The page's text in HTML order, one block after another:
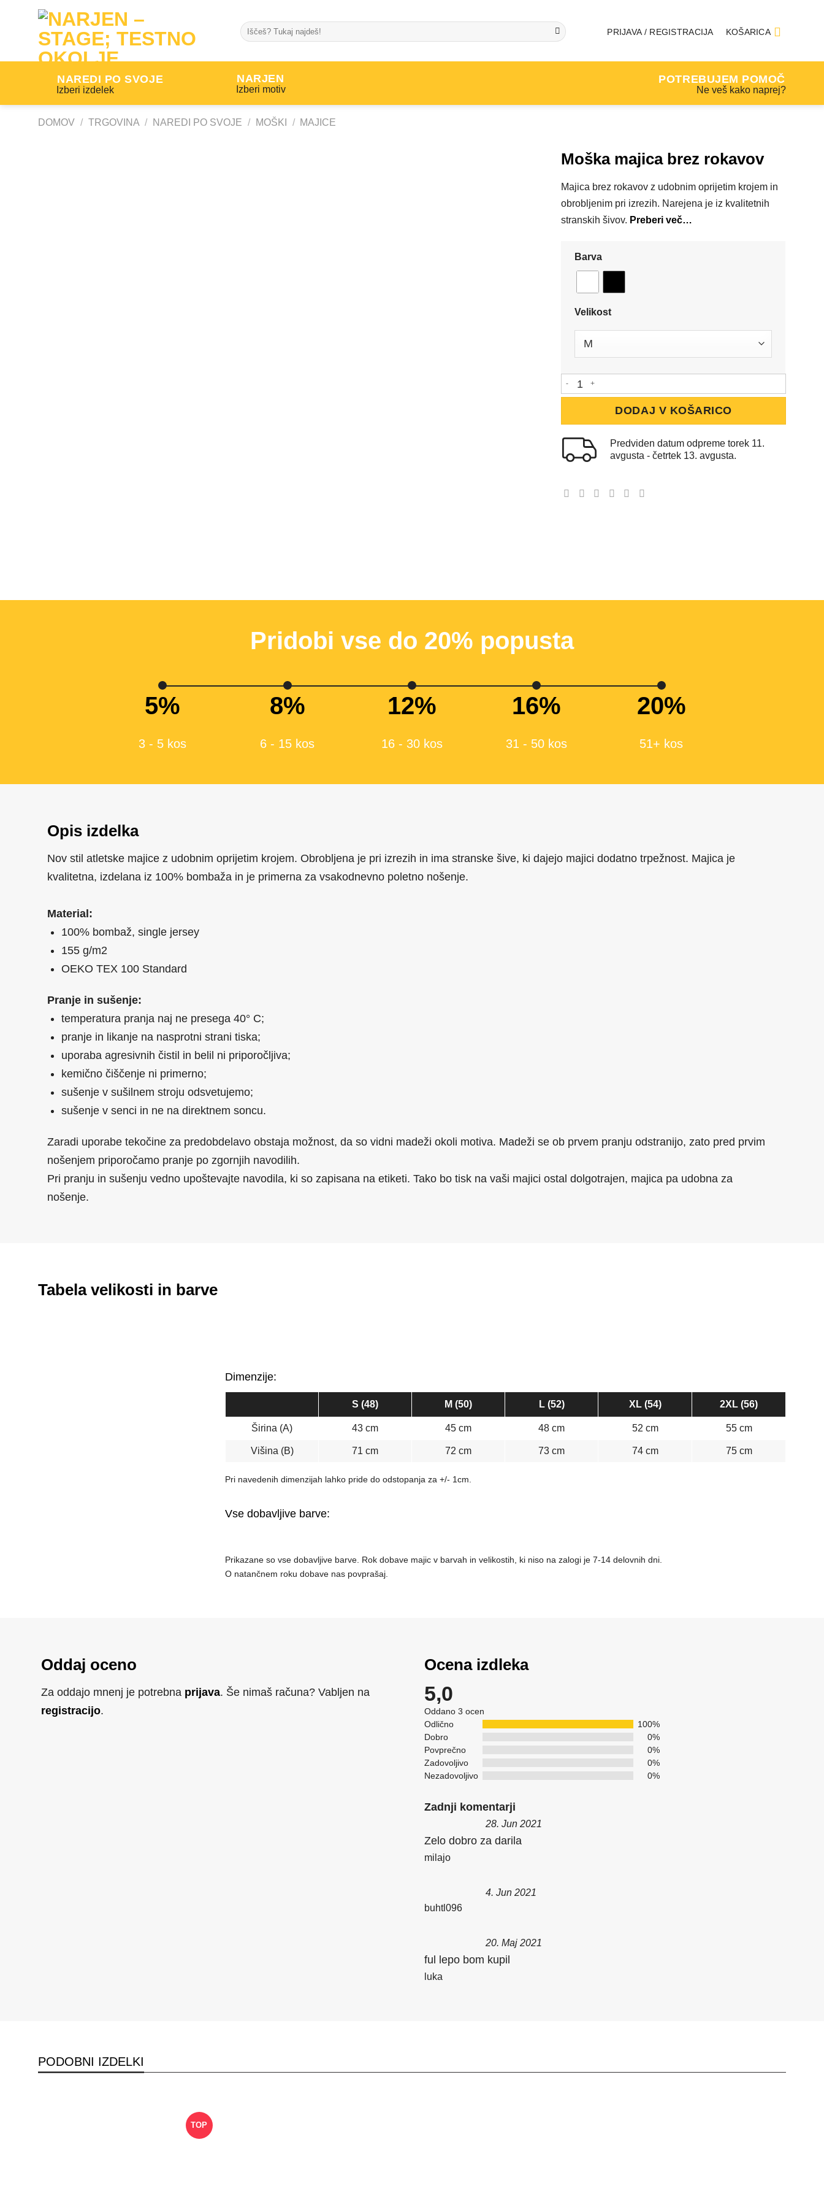
Išči: PRIJAVA / REGISTRACIJA KOŠARICA
NAREDI PO SVOJE
Izberi izdelek
NARJEN
Izberi motiv
POTREBUJEM POMOČ
Ne veš kako naprej?
DOMOV / TRGOVINA / NAREDI PO SVOJE / MOŠKI / MAJICE
Moška majica brez rokavov
Majica brez rokavov z udobnim oprijetim krojem in
obrobljenim pri izrezih. Narejena je iz kvalitetnih
stranskih šivov. Preberi več…
Barva
Velikost
Moška majica brez rokavov količina
DODAJ V KOŠARICO
Predviden datum odpreme torek 11.
avgusta - četrtek 13. avgusta.
Pridobi vse do 20% popusta
5%
3 - 5 kos
8%
6 - 15 kos
12%
16 - 30 kos
16%
31 - 50 kos
20%
51+ kos
Opis izdelka
Nov stil atletske majice z udobnim oprijetim krojem. Obrobljena je pri izrezih in ima stranske šive, ki dajejo majici dodatno trpežnost. Majica je
kvalitetna, izdelana iz 100% bombaža in je primerna za vsakodnevno poletno nošenje.
Material:
100% bombaž, single jersey
155 g/m2
OEKO TEX 100 Standard
Pranje in sušenje:
temperatura pranja naj ne presega 40° C;
pranje in likanje na nasprotni strani tiska;
uporaba agresivnih čistil in belil ni priporočljiva;
kemično čiščenje ni primerno;
sušenje v sušilnem stroju odsvetujemo;
sušenje v senci in ne na direktnem soncu.
Zaradi uporabe tekočine za predobdelavo obstaja možnost, da so vidni madeži okoli motiva. Madeži se ob prvem pranju odstranijo, zato pred prvim
nošenjem priporočamo pranje po zgornjih navodilih.
Pri pranju in sušenju vedno upoštevajte navodila, ki so zapisana na etiketi. Tako bo tisk na vaši majici ostal dolgotrajen, majica pa udobna za
nošenje.
Tabela velikosti in barve
Dimenzije:
S (48) M (50) L (52) XL (54) 2XL (56)
Širina (A) 43 cm 45 cm 48 cm 52 cm 55 cm
Višina (B) 71 cm 72 cm 73 cm 74 cm 75 cm
Pri navedenih dimenzijah lahko pride do odstopanja za +/- 1cm.
Vse dobavljive barve:
Prikazane so vse dobavljive barve. Rok dobave majic v barvah in velikostih, ki niso na zalogi je 7-14 delovnih dni.
O natančnem roku dobave nas povprašaj.
Oddaj oceno
Za oddajo mnenj je potrebna prijava. Še nimaš računa? Vabljen na
registracijo.
Ocena izdleka
5,0
Oddano 3 ocen
Odlično
100%
Dobro
0%
Povprečno
0%
Zadovoljivo
0%
Nezadovoljivo
0%
Zadnji komentarji
28. Jun 2021
Zelo dobro za darila
milajo
4. Jun 2021
buhtl096
20. Maj 2021
ful lepo bom kupil
luka
PODOBNI IZDELKI
TOP